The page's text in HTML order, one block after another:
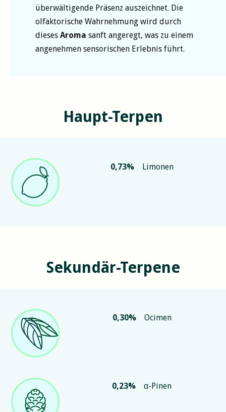
überwältigende Präsenz auszeichnet. Die
olfaktorische Wahrnehmung wird durch
dieses Aroma sanft angeregt, was zu einem
angenehmen sensorischen Erlebnis führt.
Haupt-Terpen
0,73% Limonen
Sekundär-Terpene
0,30% Ocimen
0,23% α-Pinen